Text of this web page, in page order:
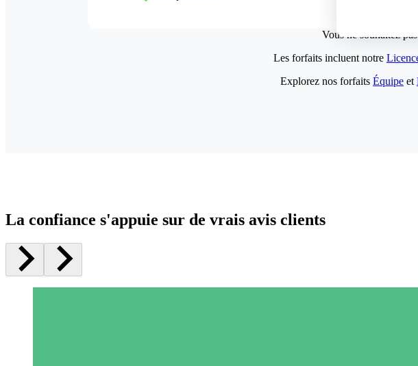
Vous ne souhaitez
Les forfaits incluent notre
Explorez nos forfaits Équipe et
La confiance s'appuie sur de vrais avis clients